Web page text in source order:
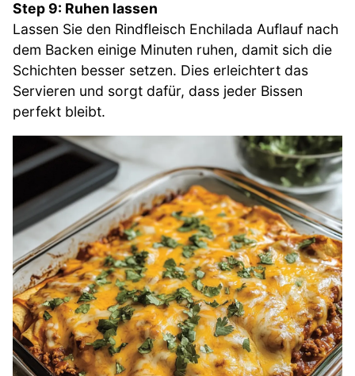
Step 9: Ruhen lassen
Lassen Sie den Rindfleisch Enchilada Auflauf nach
dem Backen einige Minuten ruhen, damit sich die
Schichten besser setzen. Dies erleichtert das
Servieren und sorgt dafür, dass jeder Bissen
perfekt bleibt.